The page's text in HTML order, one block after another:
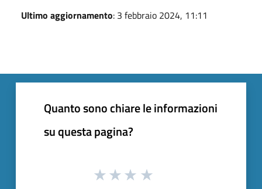
Ultimo aggiornamento: 3 febbraio 2024, 11:11
Quanto sono chiare le informazioni
su questa pagina?